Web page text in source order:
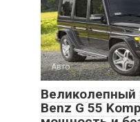
Авто
Великолепный
Benz G 55